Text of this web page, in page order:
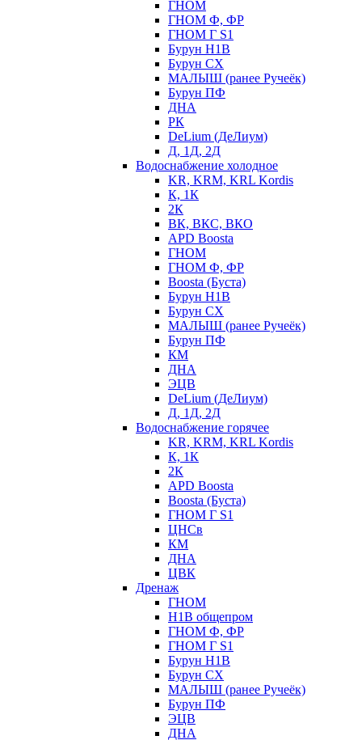
ГНОМ
ГНОМ Ф, ФР
ГНОМ Г S1
Бурун Н1В
Бурун СХ
МАЛЫШ (ранее Ручеёк)
Бурун ПФ
ДНА
РК
DeLium (ДеЛиум)
Д, 1Д, 2Д
Водоснабжение холодное
KR, KRM, KRL Kordis
К, 1К
2К
ВК, ВКС, ВКО
APD Boosta
ГНОМ
ГНОМ Ф, ФР
Boosta (Буста)
Бурун Н1В
Бурун СХ
МАЛЫШ (ранее Ручеёк)
Бурун ПФ
КМ
ДНА
ЭЦВ
DeLium (ДеЛиум)
Д, 1Д, 2Д
Водоснабжение горячее
KR, KRM, KRL Kordis
К, 1К
2К
APD Boosta
Boosta (Буста)
ГНОМ Г S1
ЦНСв
КМ
ДНА
ЦВК
Дренаж
ГНОМ
Н1В общепром
ГНОМ Ф, ФР
ГНОМ Г S1
Бурун Н1В
Бурун СХ
МАЛЫШ (ранее Ручеёк)
Бурун ПФ
ЭЦВ
ДНА